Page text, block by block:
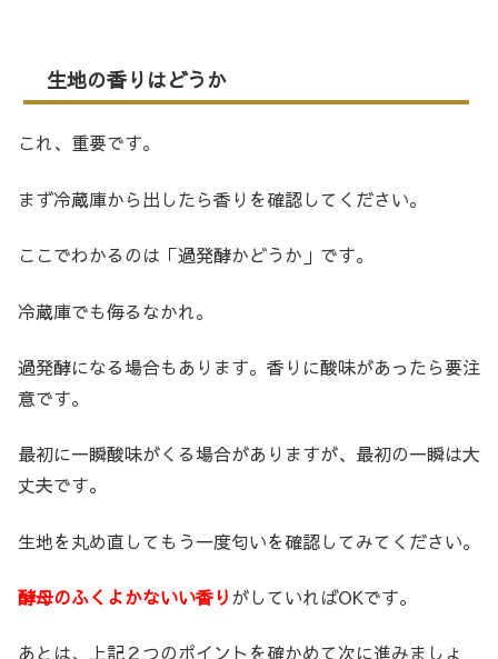
生地の香りはどうか
これ、重要です。
まず冷蔵庫から出したら香りを確認してください。
ここでわかるのは「過発酵かどうか」です。
冷蔵庫でも侮るなかれ。
過発酵になる場合もあります。香りに酸味があったら要注
意です。
最初に一瞬酸味がくる場合がありますが、最初の一瞬は大
丈夫です。
生地を丸め直してもう一度匂いを確認してみてください。
酵母のふくよかないい香りがしていればOKです。
あとは、上記２つのポイントを確かめて次に進みましょ